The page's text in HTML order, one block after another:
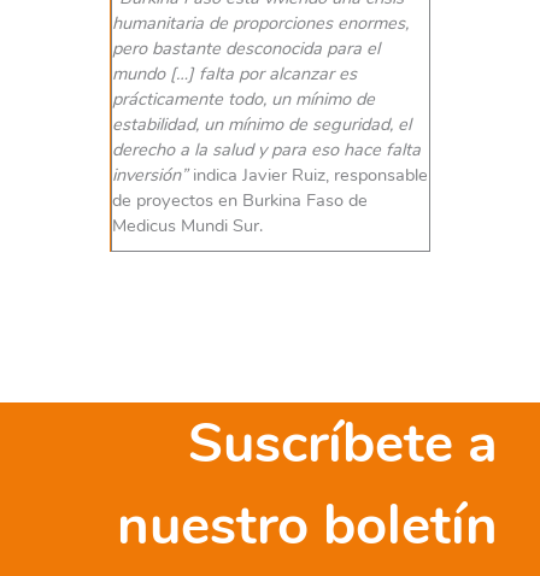
humanitaria de proporciones enormes,
pero bastante desconocida para el
mundo […] falta por alcanzar es
prácticamente todo, un mínimo de
estabilidad, un mínimo de seguridad, el
derecho a la salud y para eso hace falta
inversión”indica Javier Ruiz, responsable
de proyectos en Burkina Faso de
Medicus Mundi Sur.
Suscríbete a
nuestro boletín